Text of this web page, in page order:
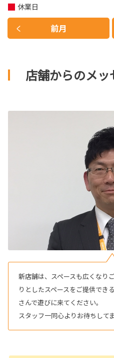
前月
休業日
店舗からのメッ
新店舗は、スペースも広くなり
りとしたスペースをご提供でき
さんで遊びに来てください。
スタッフ一同心よりお待ちしてま